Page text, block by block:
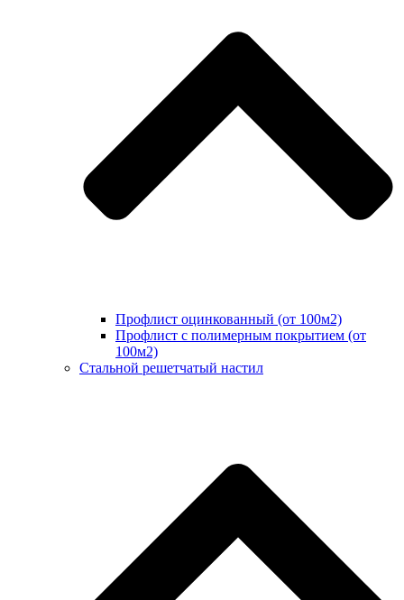
Профлист оцинкованный (от 100м2)
Профлист с полимерным покрытием (от
100м2)
Стальной решетчатый настил